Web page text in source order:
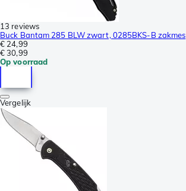
13 reviews
Buck Bantam 285 BLW zwart, 0285BKS-B zakmes
€ 24,99
€ 30,99
Op voorraad
Vergelijk